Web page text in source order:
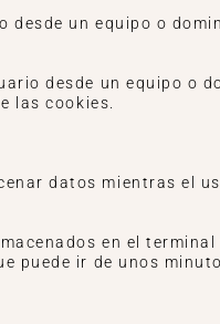
desde un equipo o
desde un equipo o
las cookies.
datos mientras el
en el
puede ir de unos